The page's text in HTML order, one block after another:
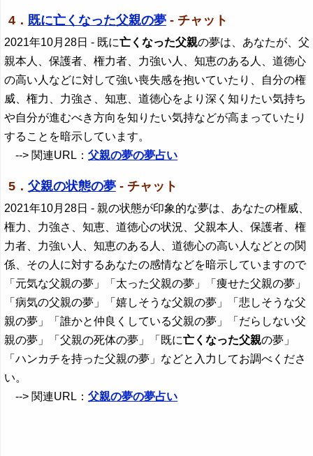
4． 既に亡くなった父親の夢- チャット
2021年10月28日 - 既に亡くなった父親の夢は、あなたが、父
親本人、保護者、権力者、力強い人、知恵のある人、道徳心
の高い人などに対して強い喪失感を抱いていたり、自分の権
威、権力、力強さ、知恵、道徳心をより深く知りたい気持ち
や自分が進むべき方向を知りたい気持などが高まっていたり
することを暗示しています。
--> 関連URL：父親の夢の夢占い
5． 父親の状態の夢- チャット
2021年10月28日 - 親の状態が印象的な夢は、あなたの権威、
権力、力強さ、知恵、道徳心の状況、父親本人、保護者、権
力者、力強い人、知恵のある人、道徳心の高い人などとの関
係、その人に対するあなたの感情などを暗示していますので
「元気な父親の夢」「太った父親の夢」「痩せた父親の夢」
「病気の父親の夢」「嬉しそうな父親の夢」「悲しそうな父
親の夢」「誰かと仲良くしている父親の夢」「だらしない父
親の夢」「父親の死体の夢」「既に亡くなった父親の夢」
「ハンカチを持った父親の夢」などと入力してお調べくださ
い。
--> 関連URL：父親の夢の夢占い